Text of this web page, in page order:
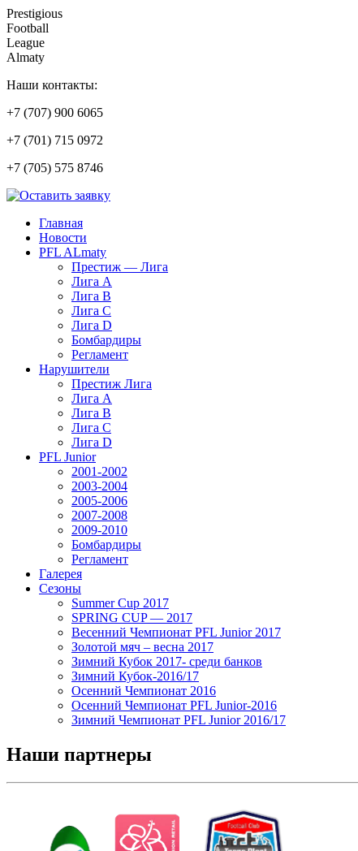
Prestigious
Football
League
Almaty
Наши контакты:
+7 (707) 900 6065
+7 (701) 715 0972
+7 (705) 575 8746
Главная
Новости
PFL ALmaty
Престиж — Лига
Лига А
Лига В
Лига С
Лига D
Бомбардиры
Регламент
Нарушители
Престиж Лига
Лига А
Лига В
Лига С
Лига D
PFL Junior
2001-2002
2003-2004
2005-2006
2007-2008
2009-2010
Бомбардиры
Регламент
Галерея
Сезоны
Summer Cup 2017
SPRING CUP — 2017
Весенний Чемпионат PFL Junior 2017
Золотой мяч – весна 2017
Зимний Кубок 2017- среди банков
Зимний Кубок-2016/17
Осенний Чемпионат 2016
Осенний Чемпионат PFL Junior-2016
Зимний Чемпионат PFL Junior 2016/17
Наши партнеры